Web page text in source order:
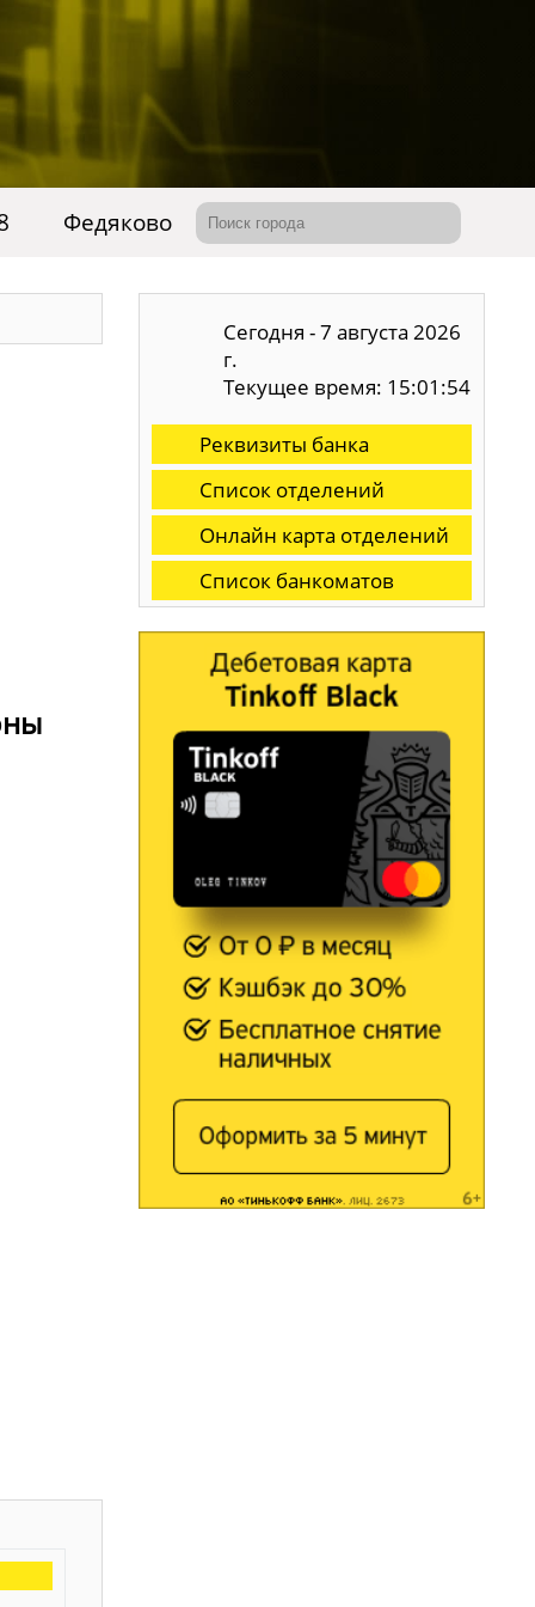
Федяково
Сегодня - 7 августа 2026
г.
Текущее время: 15:01:55
Реквизиты банка
Список отделений
Онлайн карта отделений
Список банкоматов